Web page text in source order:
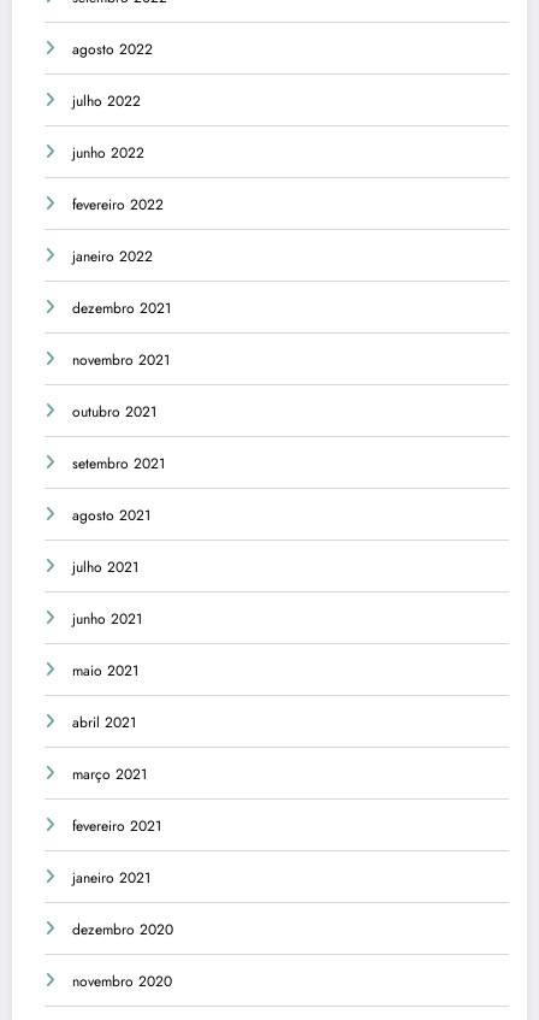
agosto 2022
julho 2022
junho 2022
fevereiro 2022
janeiro 2022
dezembro 2021
novembro 2021
outubro 2021
setembro 2021
agosto 2021
julho 2021
junho 2021
maio 2021
abril 2021
março 2021
fevereiro 2021
janeiro 2021
dezembro 2020
novembro 2020